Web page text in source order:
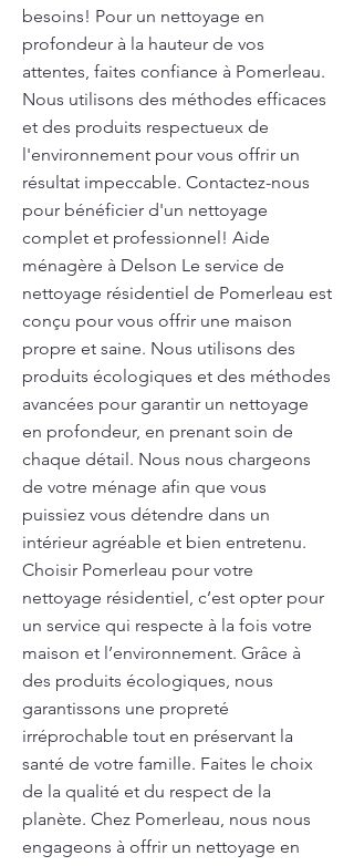
besoins! Pour un nettoyage en
profondeur à la hauteur de vos
attentes, faites confiance à Pomerleau.
Nous utilisons des méthodes efficaces
et des produits respectueux de
l'environnement pour vous offrir un
résultat impeccable. Contactez-nous
pour bénéficier d'un nettoyage
complet et professionnel! Aide
ménagère à Delson Le service de
nettoyage résidentiel de Pomerleau est
conçu pour vous offrir une maison
propre et saine. Nous utilisons des
produits écologiques et des méthodes
avancées pour garantir un nettoyage
en profondeur, en prenant soin de
chaque détail. Nous nous chargeons
de votre ménage afin que vous
puissiez vous détendre dans un
intérieur agréable et bien entretenu.
Choisir Pomerleau pour votre
nettoyage résidentiel, c’est opter pour
un service qui respecte à la fois votre
maison et l’environnement. Grâce à
des produits écologiques, nous
garantissons une propreté
irréprochable tout en préservant la
santé de votre famille. Faites le choix
de la qualité et du respect de la
planète. Chez Pomerleau, nous nous
engageons à offrir un nettoyage en